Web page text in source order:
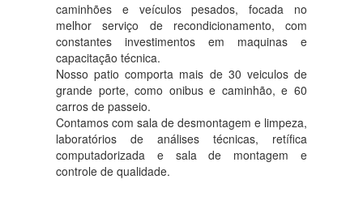
caminhões e veículos pesados, focada no
melhor serviço de recondicionamento, com
constantes investimentos em maquinas e
capacitação técnica.
Nosso patio comporta mais de 30 veiculos de
grande porte, como onibus e caminhão, e 60
carros de passeio.
Contamos com sala de desmontagem e limpeza,
laboratórios de análises técnicas, retífica
computadorizada e sala de montagem e
controle de qualidade.